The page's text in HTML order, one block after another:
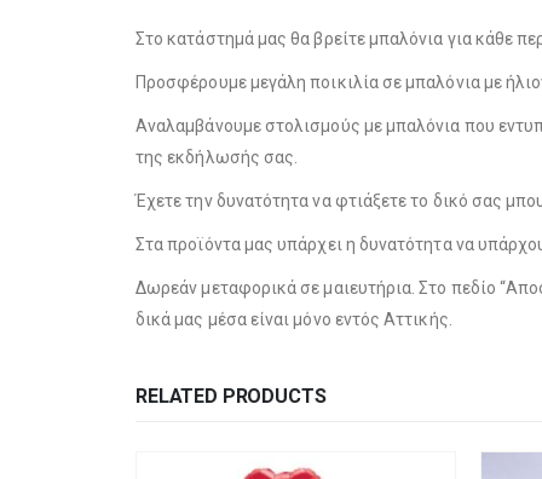
Στο κατάστημά μας θα βρείτε μπαλόνια για κάθε
Προσφέρουμε μεγάλη ποικιλία σε μπαλόνια με
Αναλαμβάνουμε στολισμούς με μπαλόνια που
της εκδήλωσής σας.
Έχετε την δυνατότητα να φτιάξετε το δικό σας
Στα προϊόντα μας υπάρχει η δυνατότητα να
Δωρεάν μεταφορικά σε μαιευτήρια. Στο πεδίο
δικά μας μέσα είναι μόνο εντός Αττικής.
RELATED PRODUCTS